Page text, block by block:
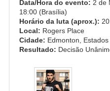
Data/Hora do evento: 2 de
18:00 (Brasília)
Horário da luta (aprox.):
Local: Rogers Place
Cidade: Edmonton,
Resultado: Decisão